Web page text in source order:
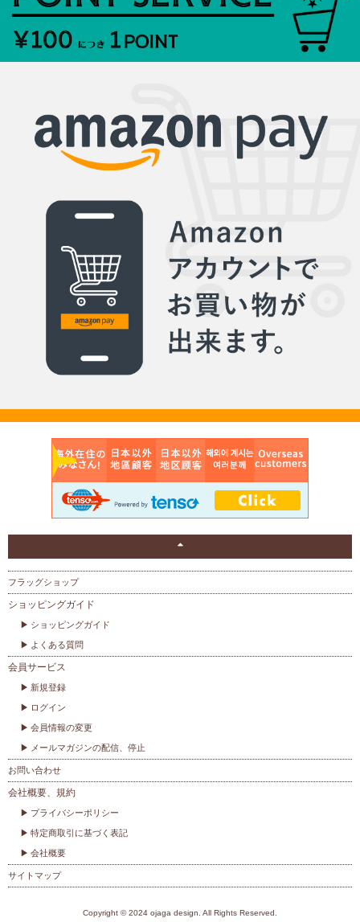
フラッグショップ
ショッピングガイド
ショッピングガイド
よくある質問
会員サービス
新規登録
ログイン
会員情報の変更
メールマガジンの配信、停止
お問い合わせ
会社概要、規約
プライバシーポリシー
特定商取引に基づく表記
会社概要
サイトマップ
Copyright © 2024 ojaga design. All Rights Reserved.